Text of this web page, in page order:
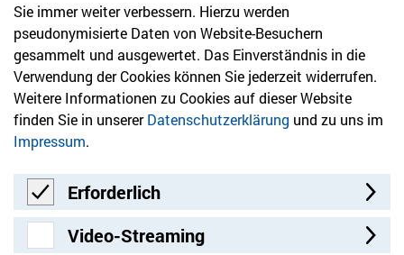
Newsletter
Bleiben Sie mit unserem Newsletter auf dem aktuellsten
Stand mit Themen, die Sie interessieren.
Jetzt anmelden
Sie immer weiter verbessern. Hierzu werden
pseudonymisierte Daten von Website-Besuchern
gesammelt und ausgewertet. Das Einverständnis in die
Verwendung der Cookies können Sie jederzeit widerrufen.
Weitere Informationen zu Cookies auf dieser Website
finden Sie in unsererDatenschutzerklärung und zu uns im
Impressum.
Erforderlich
Erforderlich
Video-Streaming